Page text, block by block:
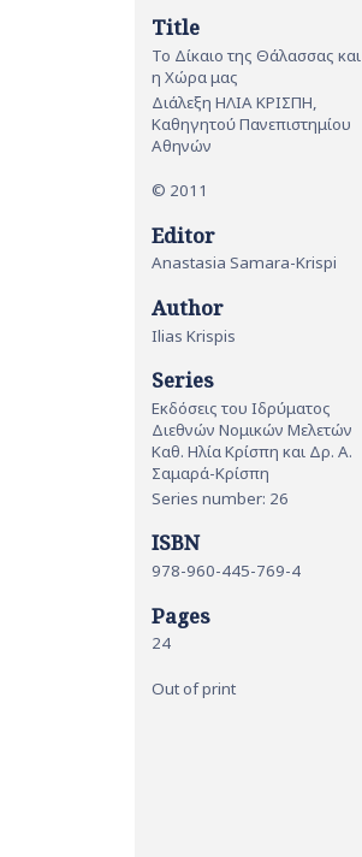
Title
Το Δίκαιο της Θάλασσας και
η Χώρα μας
Διάλεξη ΗΛΙΑ ΚΡΙΣΠΗ,
Καθηγητού Πανεπιστημίου
Αθηνών
© 2011
Editor
Anastasia Samara-Krispi
Author
Ilias Krispis
Series
Εκδόσεις του Ιδρύματος
Διεθνών Νομικών Μελετών
Καθ. Ηλία Κρίσπη και Δρ. Α.
Σαμαρά-Κρίσπη
Series number: 26
ISBN
978-960-445-769-4
Pages
24
Out of print